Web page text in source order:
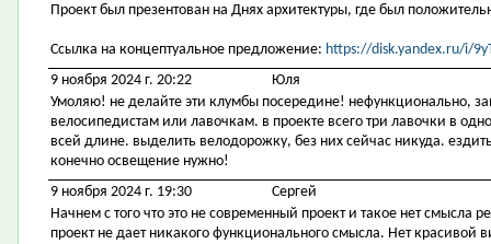
Проект был презентован на Днях архитектуры, где был
Ссылка на концептуальное предложение: https://disk.yandex.ru/i/
9 ноября 2024 г. 20:22
Юля
Умоляю! не делайте эти клумбы посередине! нефункционально,
велосипедистам или лавочкам. в проекте всего три лавочки в
всей длине. выделить велодорожку, без них сейчас никуда.
конечно освещение нужно!
9 ноября 2024 г. 19:30
Сергей
Начнем с того что это не современный проект и такое нет смысла
проект не дает никакого функционального смысла. Нет красивой